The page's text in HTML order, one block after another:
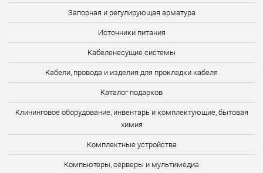
Запорная и регулирующая арматура
Источники питания
Кабеленесущие системы
Кабели, провода и изделия для прокладки кабеля
Каталог подарков
Клининговое оборудование, инвентарь и комплектующие, бытовая
химия
Комплектные устройства
Компьютеры, серверы и мультимедиа